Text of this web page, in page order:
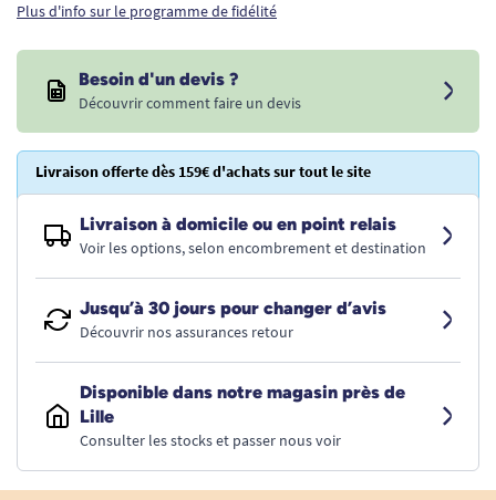
Plus d'info sur le programme de fidélité
Besoin d'un devis ?
Découvrir comment faire un devis
Livraison offerte dès 159€ d'achats sur tout le site
Livraison à domicile ou en point relais
Voir les options, selon encombrement et destination
Jusqu’à 30 jours pour changer d’avis
Découvrir nos assurances retour
Disponible dans notre magasin près de
Lille
Consulter les stocks et passer nous voir